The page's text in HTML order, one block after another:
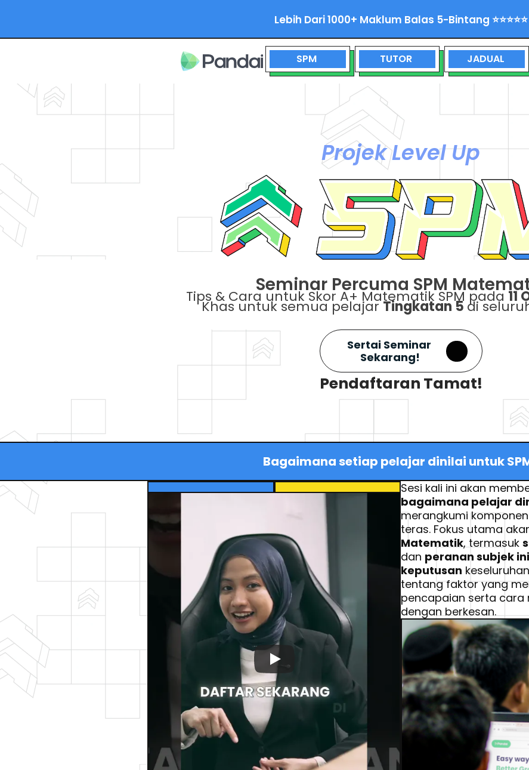
Lebih Dari 1000+ Maklum Balas 5-Bintang ⭐⭐⭐⭐⭐
SPM TUTOR JADUAL
Projek Level Up
Seminar Percuma SPM
Tips & Cara untuk Skor A+ Matematik SPM pada 11
Khas untuk semua pelajar Tingkatan 5 di
Sertai Seminar
Sekarang!
Pendaftaran Tamat!
Bagaimana setiap pelajar dinilai untuk
bagaimana pelajar
merangkumi
teras. Fokus utama
Matematik, termasuk
dan peranan subjek
keputusan
tentang faktor yang
pencapaian serta cara
dengan berkesan.